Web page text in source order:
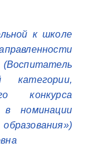
к школе
категории,
конкурса
номинации